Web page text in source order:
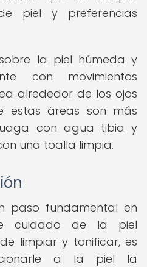
piel y preferencias
la piel húmeda y
con movimientos
alrededor de los ojos
estas áreas son más
con agua tibia y
una toalla limpia.
paso fundamental en
cuidado de la piel
limpiar y tonificar, es
a la piel la